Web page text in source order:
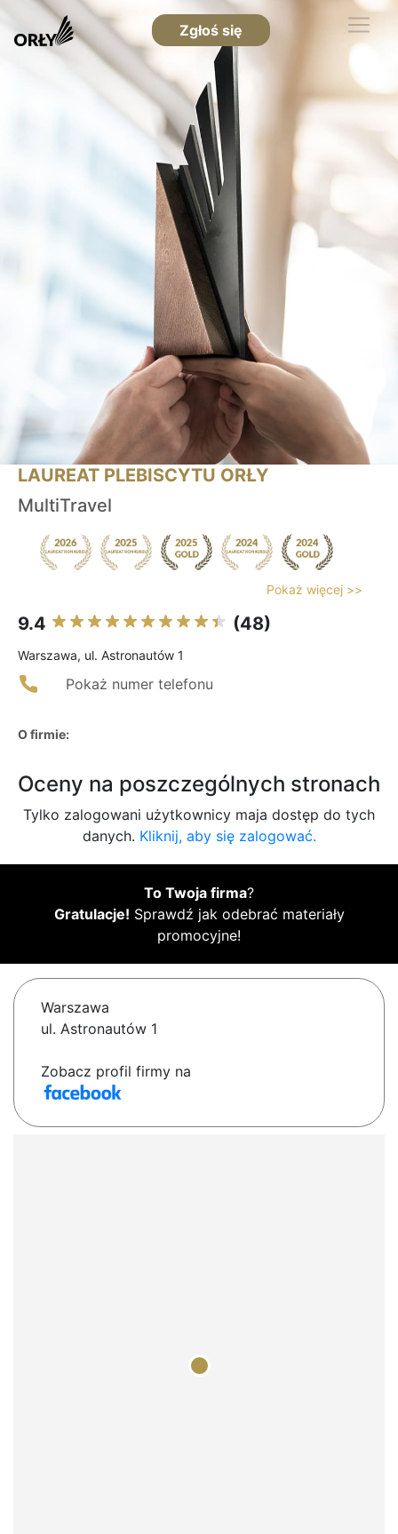
Zgłoś się
LAUREAT PLEBISCYTU ORŁY
MultiTravel
Pokaż więcej >>
9.4 (48)
Warszawa, ul. Astronautów 1
Pokaż numer telefonu
O firmie:
Oceny na poszczególnych stronach
Tylko zalogowani użytkownicy maja dostęp do tych
danych. Kliknij, aby się zalogować.
To Twoja firma?
Gratulacje! Sprawdź jak odebrać materiały
promocyjne!
Warszawa
ul. Astronautów 1
Zobacz profil firmy na